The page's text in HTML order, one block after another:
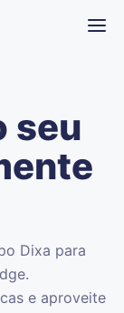
seu
Dixa para
e aproveite